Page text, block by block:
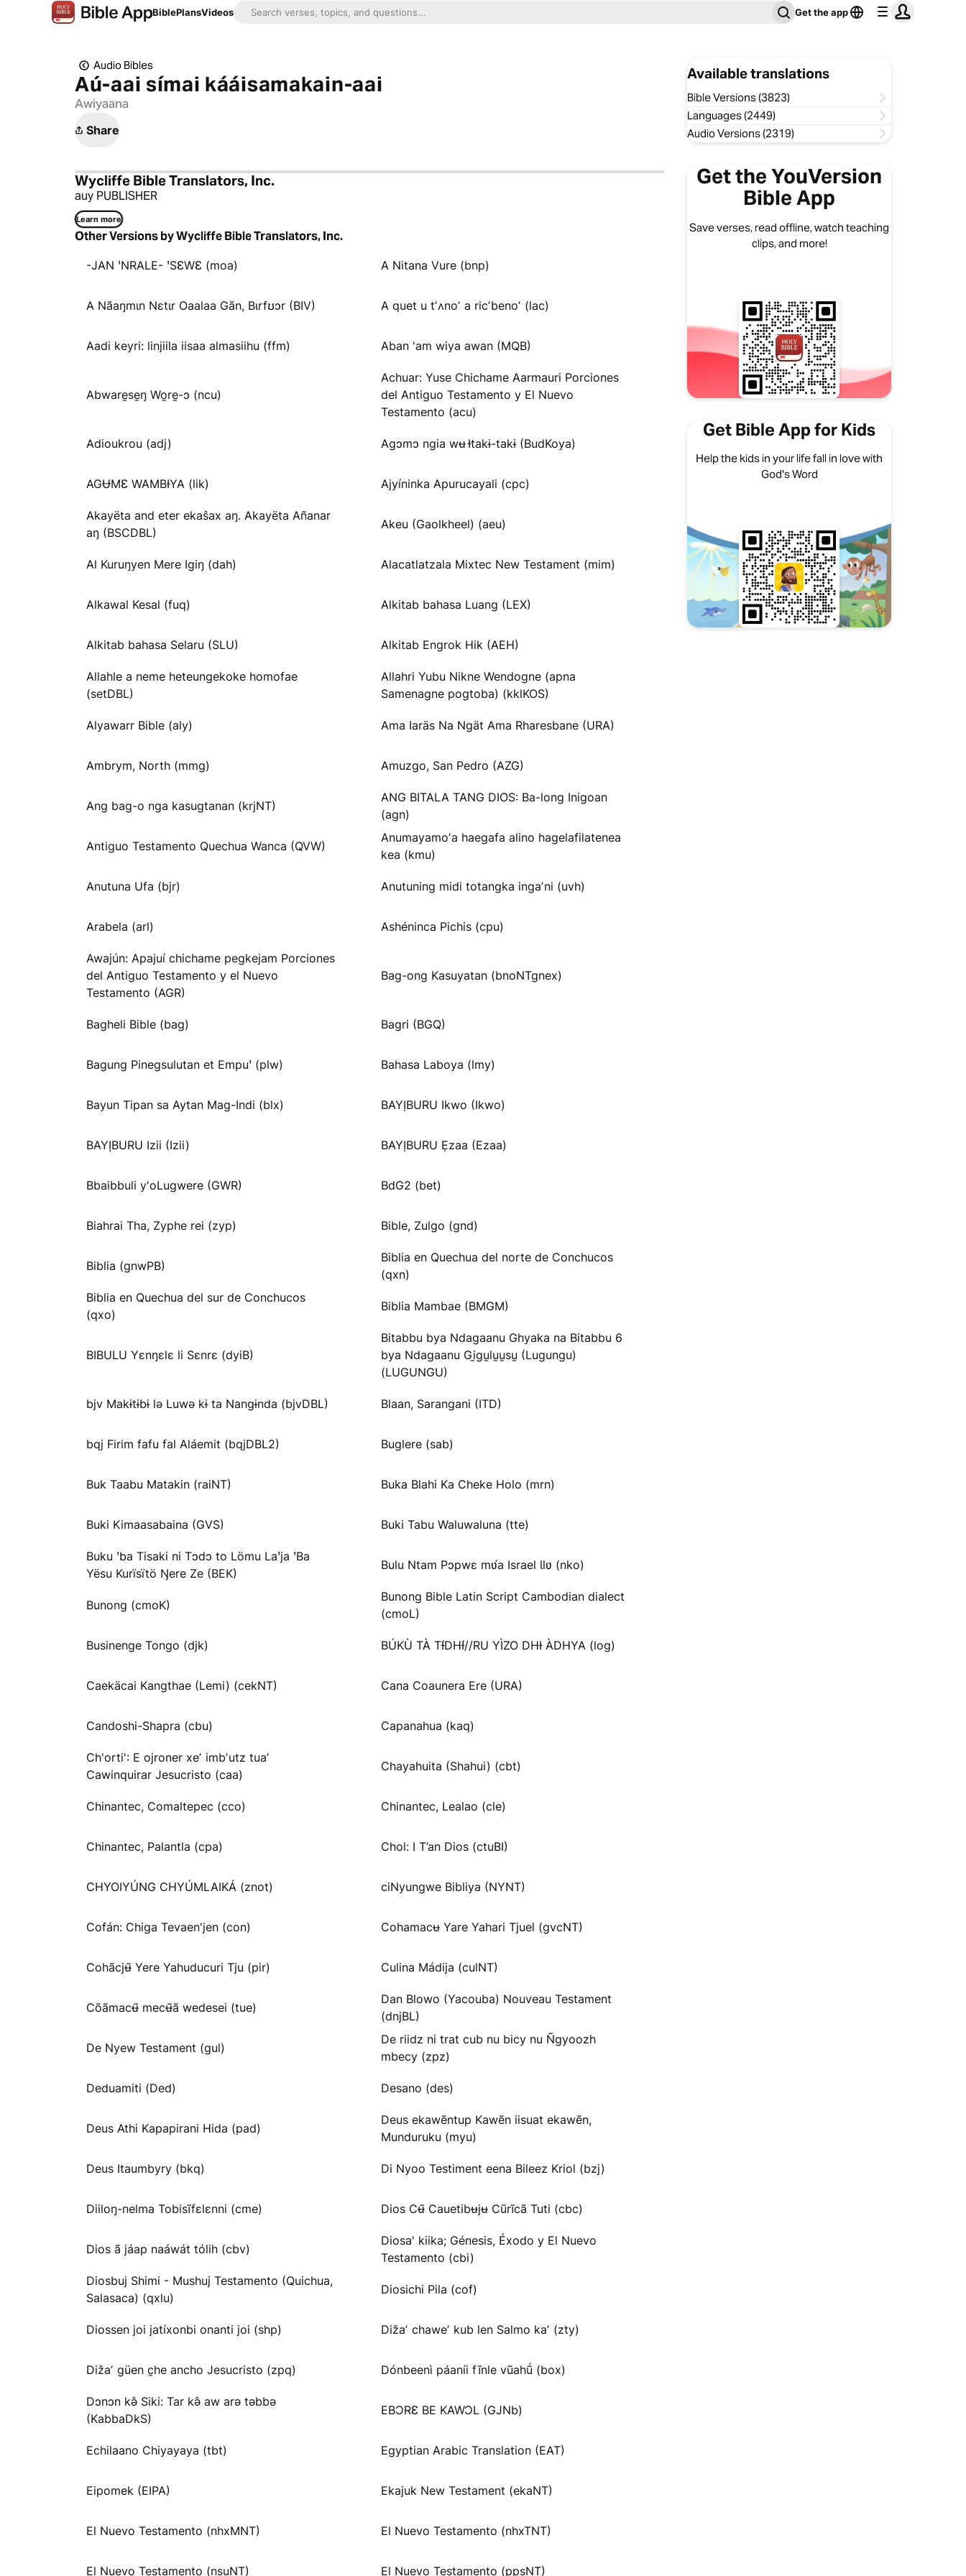
BiblePlansVideos Get the app
Audio Bibles
Aú-aai símai kááisamakain-aai
Awiyaana
Share
Wycliffe Bible Translators, Inc.
auy PUBLISHER
Learn more
Other Versions by Wycliffe Bible Translators, Inc.
-JAN ꞌNRALE- ꞌSƐWƐ (moa) A Nitana Vure (bnp)
A Nãaŋmɩn Nɛtɩr Oaalaa Gãn, Bɩrfʊɔr (BIV) A quet u tʼʌnoʼ a ricʼbenoʼ (lac)
Aadi keyri: linjiila iisaa almasiihu (ffm) Aban 'am wiya awan (MQB)
Abware̱se̱ŋ Wo̱re̱-ɔ (ncu)
Achuar: Yuse Chichame Aarmauri Porciones
del Antiguo Testamento y El Nuevo
Testamento (acu)
Adioukrou (adj) Agɔmɔ ngia wʉ Ɨtakɨ-takɨ (BudKoya)
AGɄMƐ WAMBƗYA (lik) Ajyíninka Apurucayali (cpc)
Akayëta and eter ekaŝax aŋ. Akayëta Añanar
aŋ (BSCDBL)
Akeu (Gaolkheel) (aeu)
Al Kuruŋyen Mere Igiŋ (dah) Alacatlatzala Mixtec New Testament (mim)
Alkawal Kesal (fuq) Alkitab bahasa Luang (LEX)
Alkitab bahasa Selaru (SLU) Alkitab Engrok Hik (AEH)
Allahle a neme heteungekoke homofae
(setDBL)
Allahri Yubu Nikne Wendogne (apna
Samenagne pogtoba) (kklKOS)
Alyawarr Bible (aly) Ama Iaräs Na Ngät Ama Rharesbane (URA)
Ambrym, North (mmg) Amuzgo, San Pedro (AZG)
Ang bag-o nga kasugtanan (krjNT)
ANG BITALA TANG DIOS: Ba-long Inigoan
(agn)
Antiguo Testamento Quechua Wanca (QVW)
Anumayamoʼa haegafa alino hagelafilatenea
kea (kmu)
Anutuna Ufa (bjr) Anutuning midi totangka ingaʼni (uvh)
Arabela (arl) Ashéninca Pichis (cpu)
Awajún: Apajuí chichame pegkejam Porciones
del Antiguo Testamento y el Nuevo
Testamento (AGR)
Bag-ong Kasuyatan (bnoNTgnex)
Bagheli Bible (bag) Bagri (BGQ)
Bagung Pinegsulutan et Empuꞌ (plw) Bahasa Laboya (lmy)
Bayun Tipan sa Aytan Mag-Indi (blx) BAYỊBURU Ikwo (Ikwo)
BAYỊBURU Izii (Izii) BAYỊBURU Ẹzaa (Ezaa)
Bbaibbuli y'oLugwere (GWR) BdG2 (bet)
Biahrai Tha, Zyphe rei (zyp) Bible, Zulgo (gnd)
Biblia (gnwPB)
Biblia en Quechua del norte de Conchucos
(qxn)
Biblia en Quechua del sur de Conchucos
(qxo)
Biblia Mambae (BMGM)
BIBULU Yɛnŋɛlɛ li Sɛnrɛ (dyiB)
Bitabbu bya Ndagaanu Ghyaka na Bitabbu 6
bya Ndagaanu Gi̱gu̱lu̱u̱su̱ (Lugungu)
(LUGUNGU)
bjv Makɨtɨbɨ lə Luwə kɨ ta Nangɨnda (bjvDBL) Blaan, Sarangani (ITD)
bqj Firim fafu fal Aláemit (bqjDBL2) Buglere (sab)
Buk Taabu Matakin (raiNT) Buka Blahi Ka Cheke Holo (mrn)
Buki Kimaasabaina (GVS) Buki Tabu Waluwaluna (tte)
Buku ꞌba Tisaki ni Tɔdɔ to Lömu Laꞌja ꞌBa
Yësu Kurïsïtö Ŋere Ze (BEK)
Bulu Ntam Pɔpwɛ mʋ́a Israel Ɩlʋ (nko)
Bunong (cmoK)
Bunong Bible Latin Script Cambodian dialect
(cmoL)
Businenge Tongo (djk) BÚKÙ TÀ TƗ́DHƗ́//RU YÌZO DHƗ ÀDHYA (log)
Caekäcai Kangthae (Lemi) (cekNT) Cana Coaunera Ere (URA)
Candoshi-Shapra (cbu) Capanahua (kaq)
Ch'orti': E ojroner xeʼ imbʼutz tuaʼ
Cawinquirar Jesucristo (caa)
Chayahuita (Shahui) (cbt)
Chinantec, Comaltepec (cco) Chinantec, Lealao (cle)
Chinantec, Palantla (cpa) Chol: I T’an Dios (ctuBI)
CHYOIYÚNG CHYÚMLAIKÁ (znot) ciNyungwe Bibliya (NYNT)
Cofán: Chiga Tevaen'jen (con) Cohamacʉ Yare Yahari Tjuel (gvcNT)
Cohãcjʉ̃ Yere Yahuducuri Tju (pir) Culina Mádija (culNT)
Cõãmacʉ̃ mecʉ̃ã wedesei (tue)
Dan Blowo (Yacouba) Nouveau Testament
(dnjBL)
De Nyew Testament (gul)
De riidz ni trat cub nu bicy nu Ñgyoozh
mbecy (zpz)
Deduamiti (Ded) Desano (des)
Deus Athi Kapapirani Hida (pad)
Deus ekawẽntup Kawẽn iisuat ekawẽn,
Munduruku (myu)
Deus Itaumbyry (bkq) Di Nyoo Testiment eena Bileez Kriol (bzj)
Diiloŋ-nelma Tobisĩfɛlɛnni (cme) Dios Cʉ̃ Cauetibʉjʉ Cũrĩcã Tuti (cbc)
Dios ã jáap naáwát tólih (cbv)
Diosa' kiika; Génesis, Éxodo y El Nuevo
Testamento (cbi)
Diosbuj Shimi - Mushuj Testamento (Quichua,
Salasaca) (qxlu)
Diosichi Pila (cof)
Diossen joi jatíxonbi onanti joi (shp) Dižaʼ chaweʼ kub len Salmo kaʼ (zty)
Dižaʼ güen c̱he ancho Jesucristo (zpq) Dónbeenì páaníi fĩnle vũahṹ (box)
Dɔnɔn kə̂ Siki: Tar kə̂ aw arə təbbə
(KabbaDkS)
EBƆRƐ BE KAWƆL (GJNb)
Echilaano Chiyayaya (tbt) Egyptian Arabic Translation (EAT)
Eipomek (EIPA) Ekajuk New Testament (ekaNT)
El Nuevo Testamento (nhxMNT) El Nuevo Testamento (nhxTNT)
El Nuevo Testamento (nsuNT) El Nuevo Testamento (ppsNT)
Available translations
Bible Versions (3823)
Languages (2449)
Audio Versions (2319)
Get the YouVersion
Bible App
Save verses, read offline, watch teaching
clips, and more!
Get Bible App for Kids
Help the kids in your life fall in love with
God's Word